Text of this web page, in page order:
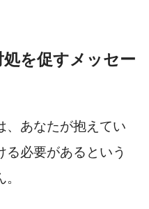
を促すメッセー
、あなたが抱えてい
る必要があるという